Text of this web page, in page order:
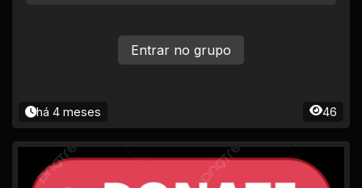
há 4 meses 46
Entrar no grupo